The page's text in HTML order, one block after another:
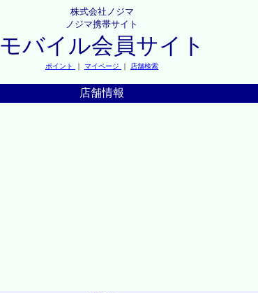
株式会社ノジマ
ノジマ携帯サイト
モバイル会員サイト
ポイント ｜ マイページ ｜ 店舗検索
店舗情報